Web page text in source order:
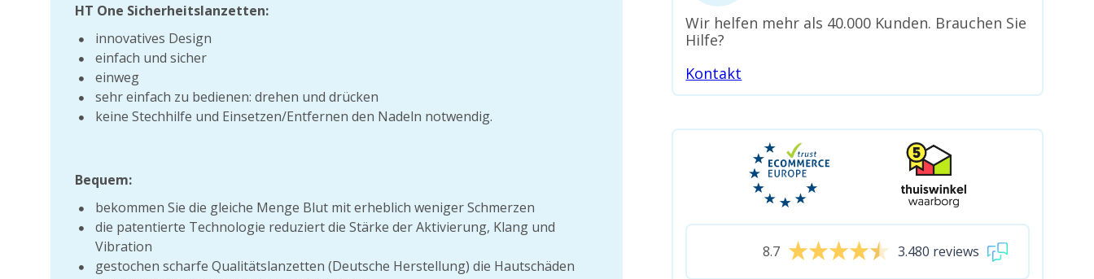
HT One Sicherheitslanzetten:
innovatives Design
einfach und sicher
einweg
sehr einfach zu bedienen: drehen und drücken
keine Stechhilfe und Einsetzen/Entfernen den Nadeln notwendig.
Bequem:
bekommen Sie die gleiche Menge Blut mit erheblich weniger Schmerzen
die patentierte Technologie reduziert die Stärke der Aktivierung, Klang und
Vibration
gestochen scharfe Qualitätslanzetten (Deutsche Herstellung) die Hautschäden
Wir helfen mehr als 40.000 Kunden. Brauchen Sie
Hilfe?
Kontakt
8.7 3.480 reviews